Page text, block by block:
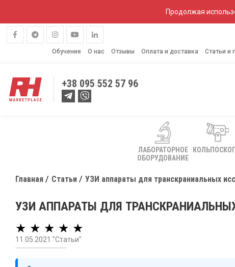
Продолжая
Обучение О нас Отзывы Оплата и доставка Статьи и
+38 095 552 57 96
ЛАБОРАТОРНОЕ
ОБОРУДОВАНИЕ
Главная Статьи УЗИ аппараты для транскраниальных
УЗИ АППАРАТЫ ДЛЯ
★ ★ ★ ★ ★
11.05.2021 "Статьи"